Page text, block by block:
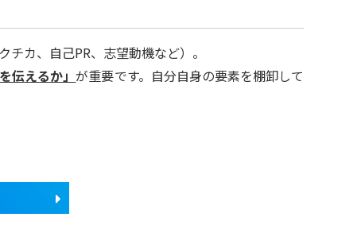
カ、自己PR、志望動機など）。
を伝えるか」が重要です。自分自身の要素を棚卸して